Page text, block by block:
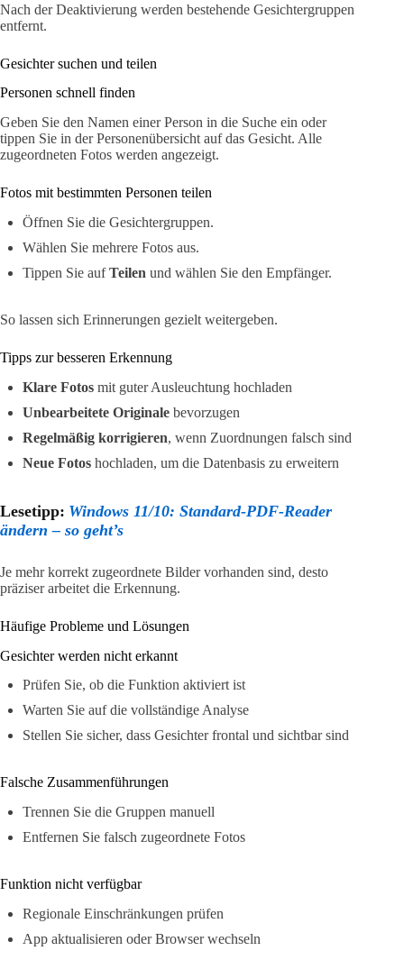
Nach der Deaktivierung werden bestehende Gesichtergruppen
entfernt.
Gesichter suchen und teilen
Personen schnell finden
Geben Sie den Namen einer Person in die Suche ein oder
tippen Sie in der Personenübersicht auf das Gesicht. Alle
zugeordneten Fotos werden angezeigt.
Fotos mit bestimmten Personen teilen
Öffnen Sie die Gesichtergruppen.
Wählen Sie mehrere Fotos aus.
Tippen Sie aufTeilen und wählen Sie den Empfänger.
So lassen sich Erinnerungen gezielt weitergeben.
Tipps zur besseren Erkennung
Klare Fotos mit guter Ausleuchtung hochladen
Unbearbeitete Originale bevorzugen
Regelmäßig korrigieren, wenn Zuordnungen falsch sind
Neue Fotos hochladen, um die Datenbasis zu erweitern
Lesetipp: Windows 11/10: Standard-PDF-Reader
ändern – so geht’s
Je mehr korrekt zugeordnete Bilder vorhanden sind, desto
präziser arbeitet die Erkennung.
Häufige Probleme und Lösungen
Gesichter werden nicht erkannt
Prüfen Sie, ob die Funktion aktiviert ist
Warten Sie auf die vollständige Analyse
Stellen Sie sicher, dass Gesichter frontal und sichtbar sind
Falsche Zusammenführungen
Trennen Sie die Gruppen manuell
Entfernen Sie falsch zugeordnete Fotos
Funktion nicht verfügbar
Regionale Einschränkungen prüfen
App aktualisieren oder Browser wechseln